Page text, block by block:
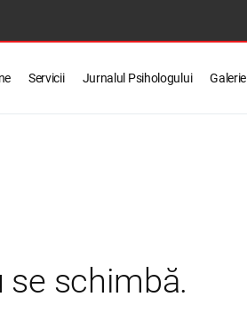
Servicii Jurnalul Psihologului Galerie
schimbă.